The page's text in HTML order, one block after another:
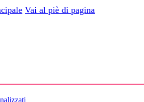
Vai al piè di pagina